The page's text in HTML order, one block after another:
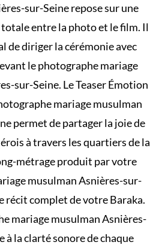
sur-Seine repose sur une
entre la photo et le film. Il
de diriger la cérémonie avec
le photographe mariage
sur-Seine. Le Teaser Émotion
mariage musulman
permet de partager la joie de
à travers les quartiers de la
métrage produit par votre
musulman Asnières-sur-
récit complet de votre Baraka.
mariage musulman Asnières-
à la clarté sonore de chaque